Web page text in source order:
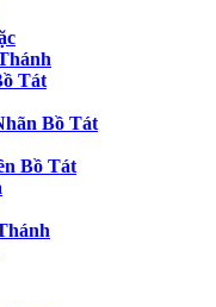
Tát
Bồ Tát
Bồ Tát